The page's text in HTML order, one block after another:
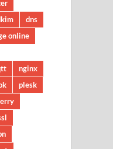
dns
online
nginx
plesk